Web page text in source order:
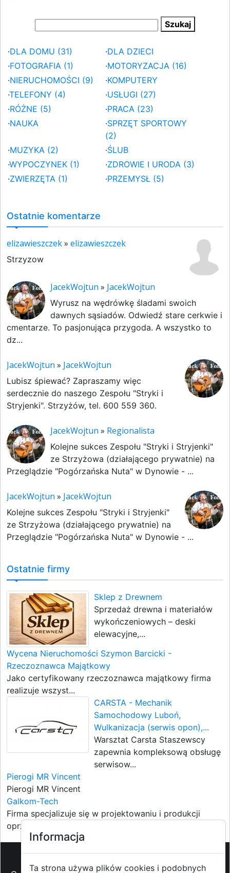
·DLA DOMU (31) ·DLA DZIECI
·FOTOGRAFIA (1) ·MOTORYZACJA (16)
·NIERUCHOMOŚCI (9) ·KOMPUTERY
·TELEFONY (4) ·USŁUGI (27)
·RÓŻNE (5) ·PRACA (23)
·NAUKA ·SPRZĘT SPORTOWY
(2)
·MUZYKA (2) ·ŚLUB
·WYPOCZYNEK (1) ·ZDROWIE I URODA (3)
·ZWIERZĘTA (1) ·PRZEMYSŁ (5)
Ostatnie komentarze
elizawieszczek» elizawieszczek
Strzyzow
JacekWojtun » JacekWojtun
Wyrusz na wędrówkę śladami swoich
dawnych sąsiadów. Odwiedź stare cerkwie i
cmentarze. To pasjonująca przygoda. A wszystko to
dz...
JacekWojtun » JacekWojtun
Lubisz śpiewać? Zapraszamy więc
serdecznie do naszego Zespołu "Stryki i
Stryjenki". Strzyżów, tel. 600 559 360.
JacekWojtun » Regionalista
Kolejne sukces Zespołu "Stryki i Stryjenki"
ze Strzyżowa (działającego prywatnie) na
Przeglądzie "Pogórzańska Nuta" w Dynowie - ...
JacekWojtun » JacekWojtun
Kolejne sukces Zespołu "Stryki i Stryjenki"
ze Strzyżowa (działającego prywatnie) na
Przeglądzie "Pogórzańska Nuta" w Dynowie - ...
Ostatnie firmy
Sklep z Drewnem
Sprzedaż drewna i materiałów
wykończeniowych – deski
elewacyjne,...
Wycena Nieruchomości Szymon Barcicki -
Rzeczoznawca Majątkowy
Jako certyfikowany rzeczoznawca majątkowy firma
realizuje wszyst...
CARSTA - Mechanik
Samochodowy Luboń,
Wulkanizacja (serwis opon),...
Warsztat Carsta Staszewscy
zapewnia kompleksową obsługę
serwisow...
Pierogi MR Vincent
Pierogi MR Vincent
Galkom-Tech
Firma specjalizuje się w projektowaniu i produkcji
oprzyrządowan...
Informacja
Ta strona używa plików cookies i podobnych